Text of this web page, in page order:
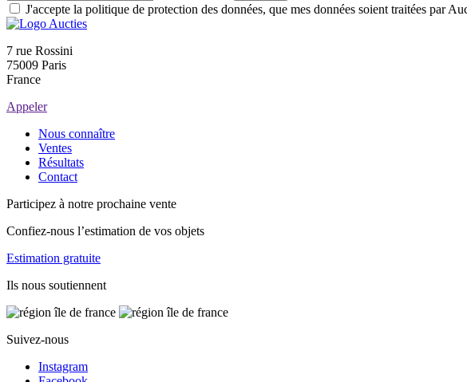
J'accepte la politique de protection des données, que mes données soient traitées par
7 rue Rossini
75009 Paris
France
Appeler
Nous connaître
Ventes
Résultats
Contact
Participez à notre prochaine vente
Confiez-nous l’estimation de vos objets
Estimation gratuite
Ils nous soutiennent
Suivez-nous
Instagram